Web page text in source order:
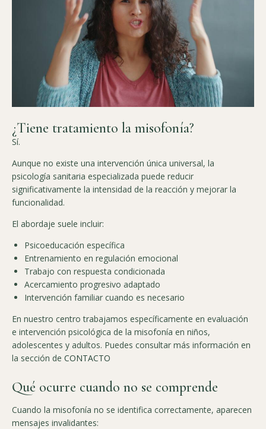
¿Tiene tratamiento la misofonía?
Sí.
Aunque no existe una intervención única universal, la
psicología sanitaria especializada puede reducir
significativamente la intensidad de la reacción y mejorar la
funcionalidad.
El abordaje suele incluir:
Psicoeducación específica
Entrenamiento en regulación emocional
Trabajo con respuesta condicionada
Acercamiento progresivo adaptado
Intervención familiar cuando es necesario
En nuestro centro trabajamos específicamente en evaluación
e intervención psicológica de la misofonía en niños,
adolescentes y adultos. Puedes consultar más información en
la sección de CONTACTO
Qué ocurre cuando no se comprende
Cuando la misofonía no se identifica correctamente, aparecen
mensajes invalidantes: